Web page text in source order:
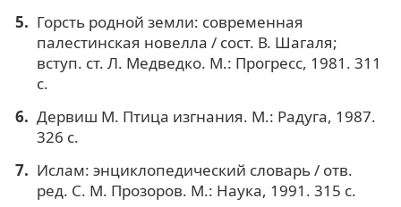
Горсть родной земли: современная
палестинская новелла / сост. В. Шагаля;
вступ. ст. Л. Медведко. М.: Прогресс, 1981. 311
с.
Дервиш М. Птица изгнания. М.: Радуга, 1987.
326 с.
Ислам: энциклопедический словарь / отв.
ред. С. М. Прозоров. М.: Наука, 1991. 315 с.